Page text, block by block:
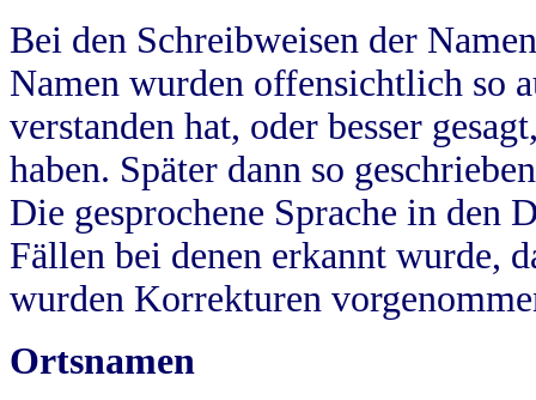
Bei den Schreibweisen der
Namen wurden offensichtlich so
verstanden hat, oder besser
haben. Später dann so
Die gesprochene Sprache in
Fällen bei denen erkannt wurde,
wurden Korrekturen
Ortsnamen